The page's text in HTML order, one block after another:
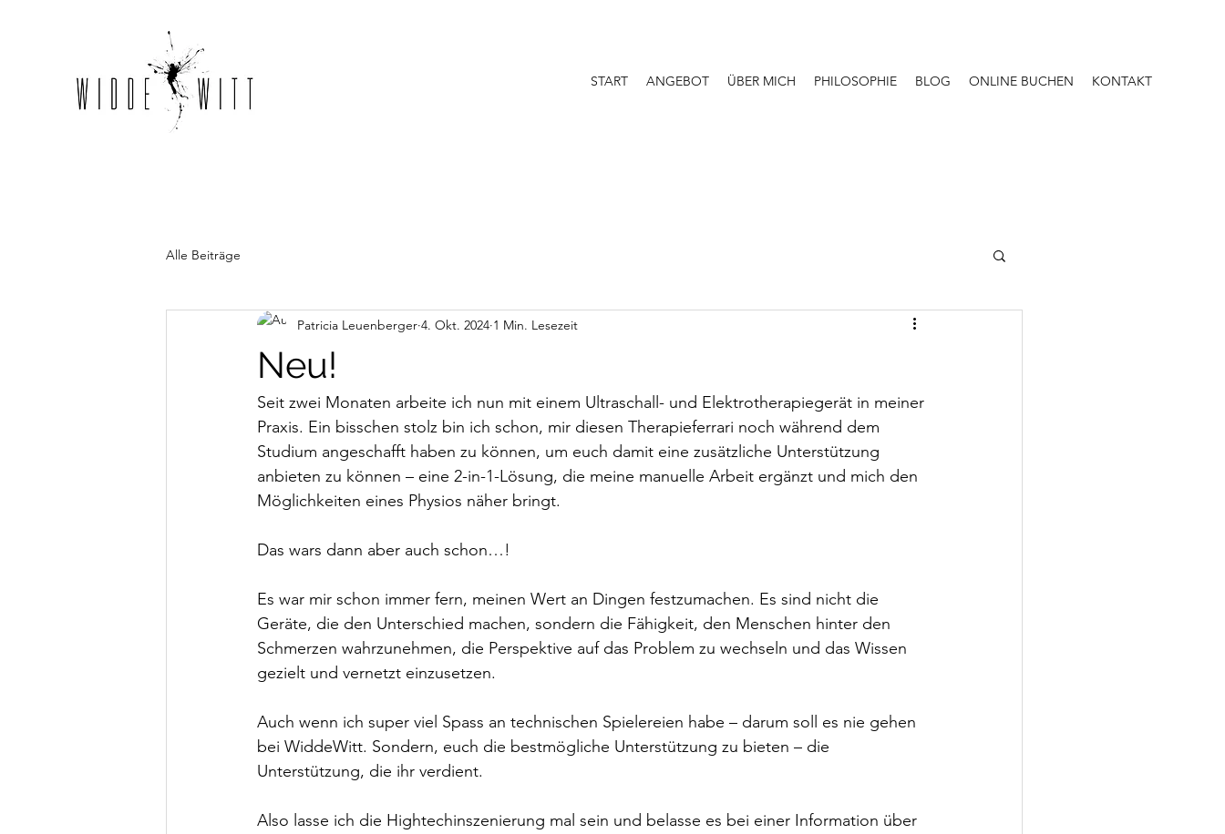
START ANGEBOT ÜBER MICH PHILOSOPHIE BLOG ONLINE BUCHEN KONTAKT
Alle Beiträge
Neu!
Patricia Leuenberger 4. Okt. 2024 1 Min. Lesezeit
Seit zwei Monaten arbeite ich nun mit einem Ultraschall- und Elektrotherapiegerät in meiner
Praxis. Ein bisschen stolz bin ich schon, mir diesen Therapieferrari noch während dem
Studium angeschafft haben zu können, um euch damit eine zusätzliche Unterstützung
anbieten zu können – eine 2-in-1-Lösung, die meine manuelle Arbeit ergänzt und mich den
Möglichkeiten eines Physios näher bringt.
Das wars dann aber auch schon…!
Es war mir schon immer fern, meinen Wert an Dingen festzumachen. Es sind nicht die
Geräte, die den Unterschied machen, sondern die Fähigkeit, den Menschen hinter den
Schmerzen wahrzunehmen, die Perspektive auf das Problem zu wechseln und das Wissen
gezielt und vernetzt einzusetzen.
Auch wenn ich super viel Spass an technischen Spielereien habe – darum soll es nie gehen
bei WiddeWitt. Sondern, euch die bestmögliche Unterstützung zu bieten – die
Unterstützung, die ihr verdient.
Also lasse ich die Hightechinszenierung mal sein und belasse es bei einer Information über